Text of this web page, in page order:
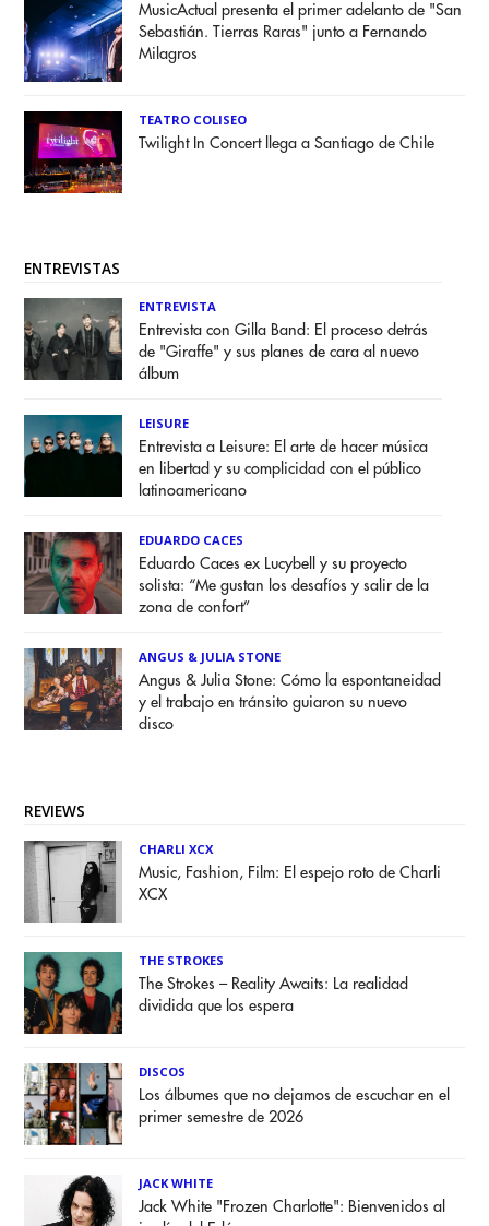
MusicActual presenta el primer adelanto de "San
Sebastián. Tierras Raras" junto a Fernando
Milagros
TEATRO COLISEO
Twilight In Concert llega a Santiago de Chile
ENTREVISTAS
ENTREVISTA
Entrevista con Gilla Band: El proceso detrás
de "Giraffe" y sus planes de cara al nuevo
álbum
LEISURE
Entrevista a Leisure: El arte de hacer música
en libertad y su complicidad con el público
latinoamericano
EDUARDO CACES
Eduardo Caces ex Lucybell y su proyecto
solista: “Me gustan los desafíos y salir de la
zona de confort”
ANGUS & JULIA STONE
Angus & Julia Stone: Cómo la espontaneidad
y el trabajo en tránsito guiaron su nuevo
disco
REVIEWS
CHARLI XCX
Music, Fashion, Film: El espejo roto de Charli
XCX
THE STROKES
The Strokes – Reality Awaits: La realidad
dividida que los espera
DISCOS
Los álbumes que no dejamos de escuchar en el
primer semestre de 2026
JACK WHITE
Jack White "Frozen Charlotte": Bienvenidos al